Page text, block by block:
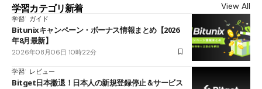
学習カテゴリ新着 View All
学習 ガイド
Bitunixキャンペーン・ボーナス情報まとめ【2026
年8月最新】
2026年08月06日 10時22分
学習 レビュー
Bitget日本撤退！日本人の新規登録停止＆サービス